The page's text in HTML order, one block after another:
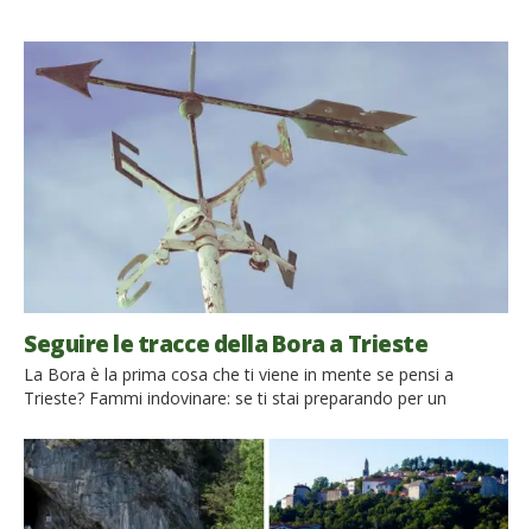
Seguire le tracce della Bora a Trieste
La Bora è la prima cosa che ti viene in mente se pensi a
Trieste? Fammi indovinare: se ti stai preparando per un
meteo almeno un paio di volte e ti chiedi cosa aspettarti.
Quando soffia la Bora? Molti viaggiatori arrivano a Trieste
temendo – […]